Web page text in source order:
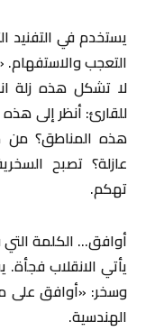
يستخدم في التفنيد
التعجب
لا تشكل هذه زلة
للقارئ: أنظر إلى
هذه المناطق؟
عازلة؟ تصبح
تهكم.
أوافق… الكلمة التي
يأتي الانقلاب
وسخر: «أوافق على
الهندسية.